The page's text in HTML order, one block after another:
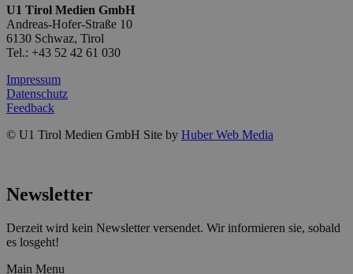
U1 Tirol Medien GmbH
Andreas-Hofer-Straße 10
6130 Schwaz, Tirol
Tel.: +43 52 42 61 030
Impressum
Datenschutz
Feedback
© U1 Tirol Medien GmbH Site by Huber Web Media
Newsletter
Derzeit wird kein Newsletter versendet. Wir informieren sie, sobald
es losgeht!
Main Menu